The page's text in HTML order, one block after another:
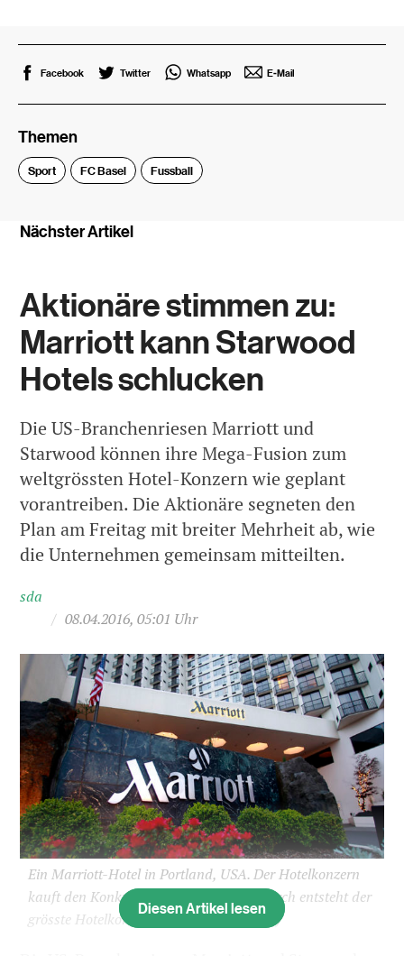
Facebook Twitter Whatsapp E-Mail
Themen
Sport FC Basel Fussball
Nächster Artikel
Aktionäre stimmen zu:
Marriott kann Starwood
Hotels schlucken
Die US-Branchenriesen Marriott und
Starwood können ihre Mega-Fusion zum
weltgrössten Hotel-Konzern wie geplant
vorantreiben. Die Aktionäre segneten den
Plan am Freitag mit breiter Mehrheit ab, wie
die Unternehmen gemeinsam mitteilten.
sda
/ 08.04.2016, 05:01 Uhr
Ein Marriott-Hotel in Portland, USA. Der Hotelkonzern
kauft den Konkurrenten Starwood. Dadurch entsteht der
grösste Hotelkonzern der Welt.(Bild: sda)
Diesen Artikel lesen